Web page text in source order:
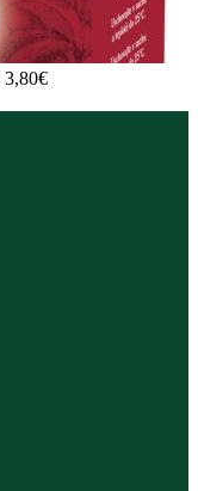
3,80€